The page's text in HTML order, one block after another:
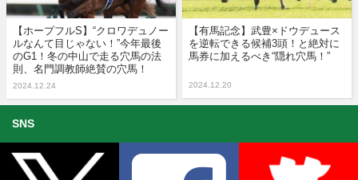
【ホープフルS】“クロワデュノー
ルなんて目じゃない！”今年最後
のG1！冬の中山で走る穴馬の法
則、名門調教師絶賛の穴馬！
2024.12.24
【有馬記念】武豊×ドウデュース
を逆転できる候補3頭！と絶対に
馬券に加えるべき“隠れ穴馬！”
2024.12.20
SNS